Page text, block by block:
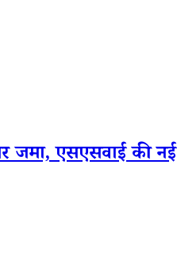
जमा, एसएसवाई की नई